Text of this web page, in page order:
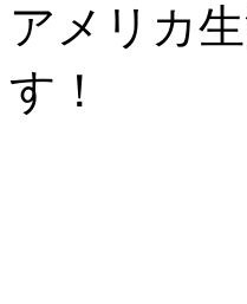
アメリカ
す！